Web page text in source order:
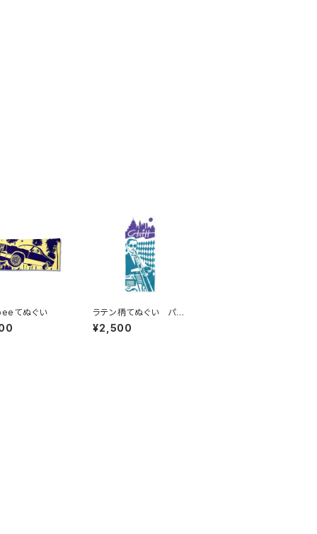
てぬぐい
ラテン柄てぬぐい パー
プル×エメラルド
¥2,500